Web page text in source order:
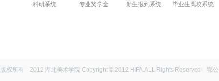
科研系统
专业奖学金 新生报到系统 毕业生离校系统
版权所有 2012 湖北美术学院 Copyright © 2012 HIFA.ALL Rights Reserved 鄂公